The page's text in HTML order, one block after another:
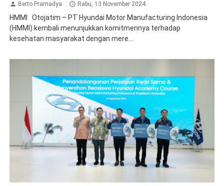
Berto Pramadya Rabu, 13 November 2024
HMMI Otojatim – PT Hyundai Motor Manufacturing Indonesia
(HMMI) kembali menunjukkan komitmennya terhadap
kesehatan masyarakat dengan mere...